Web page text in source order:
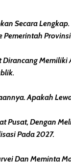
Secara
Apakah
Dengan
Pada 2027.
Dan Meminta